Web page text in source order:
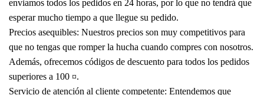
enviamos todos los pedidos en 24 horas, por lo que no tendrá que
esperar mucho tiempo a que llegue su pedido.
Precios asequibles: Nuestros precios son muy competitivos para
que no tengas que romper la hucha cuando compres con nosotros.
Además, ofrecemos códigos de descuento para todos los pedidos
superiores a 100 ¤.
Servicio de atención al cliente competente: Entendemos que